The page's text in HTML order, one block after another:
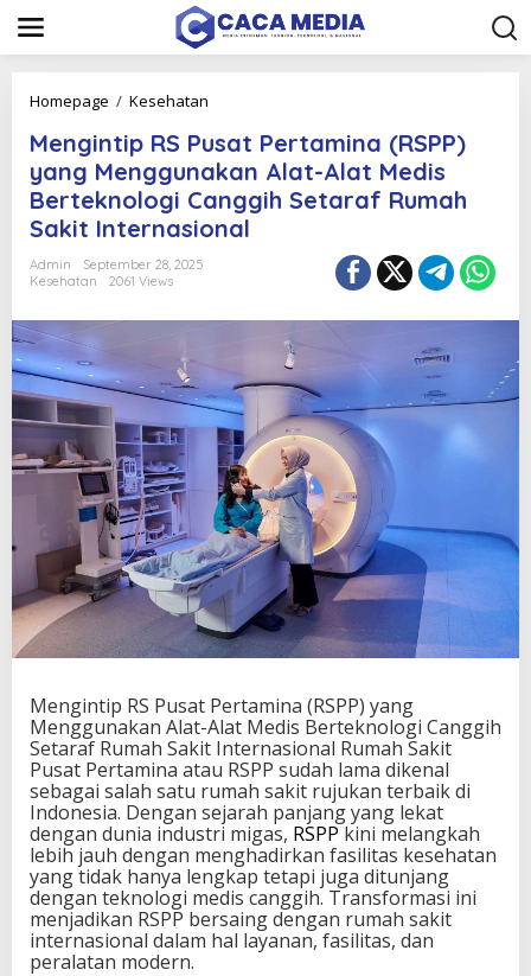
i
Homepage / Kesehatan
n
g
i
n
t
s
a
a
m
i
n
a
(
R
P
P
)
y
a
n
g
M
e
n
g
g
u
Mengintip RS Pusat Pertamina (RSPP)
yang Menggunakan Alat-Alat Medis
Berteknologi Canggih Setaraf Rumah
Sakit Internasional
Admin
September 28, 2025
Kesehatan
2061 Views
Mengintip RS Pusat Pertamina (RSPP) yang
Menggunakan Alat-Alat Medis Berteknologi Canggih
Setaraf Rumah Sakit Internasional Rumah Sakit
Pusat Pertamina atau RSPP sudah lama dikenal
sebagai salah satu rumah sakit rujukan terbaik di
Indonesia. Dengan sejarah panjang yang lekat
dengan dunia industri migas, RSPPkini melangkah
lebih jauh dengan menghadirkan fasilitas kesehatan
yang tidak hanya lengkap tetapi juga ditunjang
dengan teknologi medis canggih. Transformasi ini
menjadikan RSPP bersaing dengan rumah sakit
internasional dalam hal layanan, fasilitas, dan
peralatan modern.